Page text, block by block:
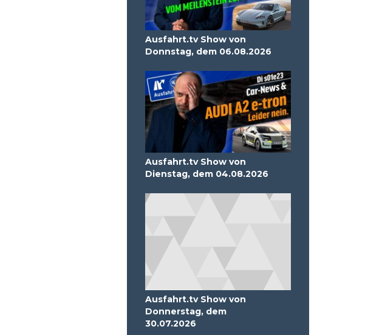
Ausfahrt.tv Show von
Donnstag, dem 06.08.2026
Ausfahrt.tv Show von
Dienstag, dem 04.08.2026
Ausfahrt.tv Show von
Donnerstag, dem
30.07.2026